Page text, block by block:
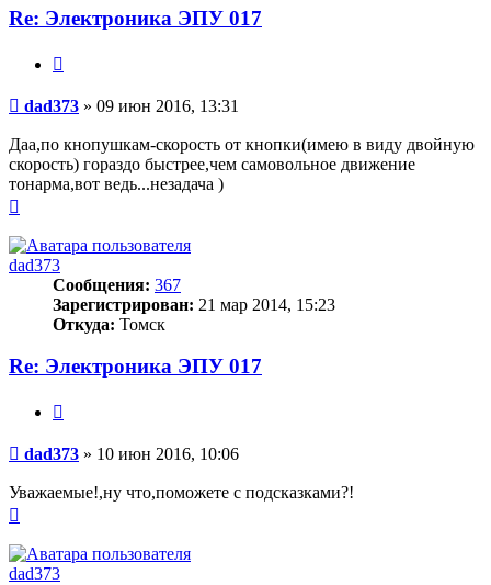
Re: Электроника ЭПУ 017
Сообщение
dad373 » 09 июн 2016, 13:31
Даа,по кнопушкам-скорость от кнопки(имею в виду двойную
скорость) гораздо быстрее,чем самовольное движение
тонарма,вот ведь...незадача )
началу
dad373
Сообщения: 367
Зарегистрирован: 21 мар 2014, 15:23
Откуда: Томск
Re: Электроника ЭПУ 017
Сообщение
dad373 » 10 июн 2016, 10:06
Уважаемые!,ну что,поможете с подсказками?!
началу
dad373